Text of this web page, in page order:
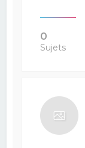
0
Sujets